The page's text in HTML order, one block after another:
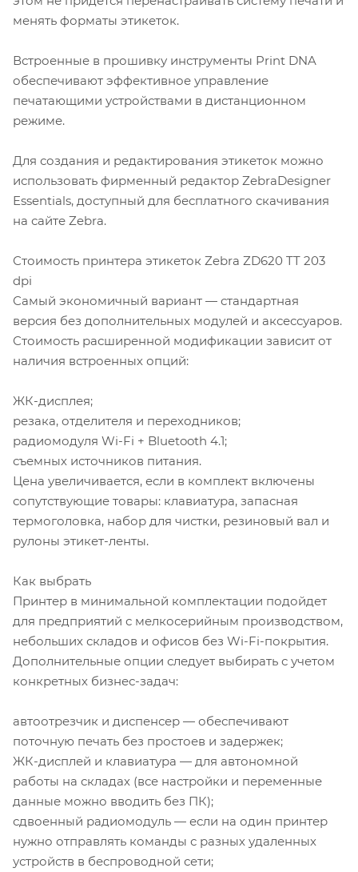
менять форматы этикеток.
Встроенные в прошивку инструменты Print DNA
обеспечивают эффективное управление
печатающими устройствами в дистанционном
режиме.
Для создания и редактирования этикеток можно
использовать фирменный редактор ZebraDesigner
Essentials, доступный для бесплатного скачивания
на сайте Zebra.
Стоимость принтера этикеток Zebra ZD620 TT 203
dpi
Самый экономичный вариант — стандартная
версия без дополнительных модулей и аксессуаров.
Стоимость расширенной модификации зависит от
наличия встроенных опций:
ЖК-дисплея;
резака, отделителя и переходников;
радиомодуля Wi-Fi + Bluetooth 4.1;
съемных источников питания.
Цена увеличивается, если в комплект включены
сопутствующие товары: клавиатура, запасная
термоголовка, набор для чистки, резиновый вал и
рулоны этикет-ленты.
Как выбрать
Принтер в минимальной комплектации подойдет
для предприятий с мелкосерийным производством,
небольших складов и офисов без Wi-Fi-покрытия.
Дополнительные опции следует выбирать с учетом
конкретных бизнес-задач:
автоотрезчик и диспенсер — обеспечивают
поточную печать без простоев и задержек;
ЖК-дисплей и клавиатура — для автономной
работы на складах (все настройки и переменные
данные можно вводить без ПК);
сдвоенный радиомодуль — если на один принтер
нужно отправлять команды с разных удаленных
устройств в беспроводной сети;